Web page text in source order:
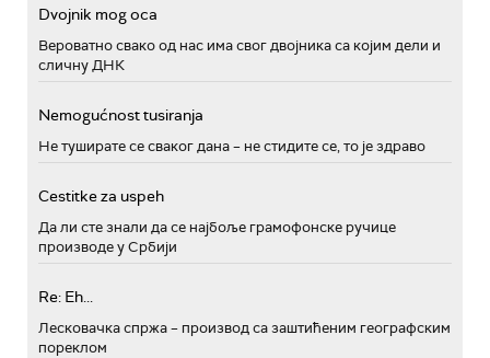
Dvojnik mog oca
Вероватно свако од нас има свог двојника са којим дели и
сличну ДНК
Nemogućnost tusiranja
Не туширате се сваког дана – не стидите се, то је здраво
Cestitke za uspeh
Да ли сте знали да се најбоље грамофонске ручице
производе у Србији
Re: Eh...
Лесковачка спржа – производ са заштићеним географским
пореклом